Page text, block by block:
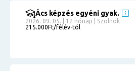
Ács képzés egyéni gyak.
2026. 09. 05. | 12 hónap | Szolnok
215.000Ft/félév-tól